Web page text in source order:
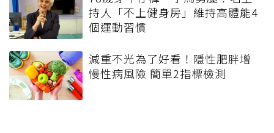
持人「不上健身房」維持高體能4
個運動習慣
減重不光為了好看！隱性肥胖增
慢性病風險 簡單2指標檢測